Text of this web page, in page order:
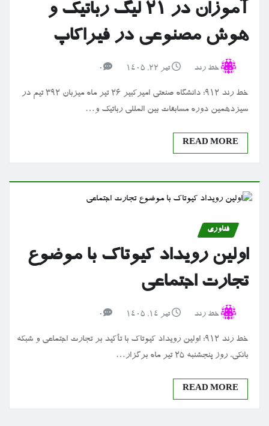
آموزان در ۲۱ لیگ رباتیک و
هوش مصنوعی در فیراکاپ
خط رند تیر ۲۲, ۱۴۰۵ 0
خط رند 912: دانشگاه صنعتی امیرکبیر 26 تیر ماه میزبان 392 تیم در
سیزدهمین دوره مسابقات بین المللی رباتیک و…
READ MORE
فناوری
اولین رویداد کیوتاک با موضوع
تجارت اجتماعی
خط رند تیر ۱۴, ۱۴۰۵ 0
خط رند 912: اولین رویداد کیوتاک با تأکید بر تجارت اجتماعی و شبکه
بانکی، روز پنجشنبه ۲۵ تیر ماه برگزار…
READ MORE